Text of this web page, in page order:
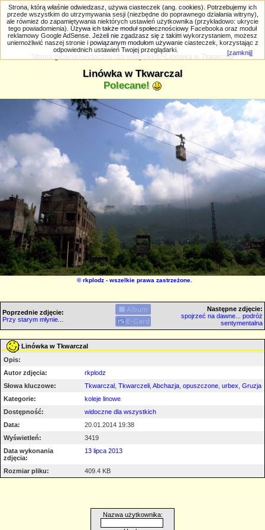
PRIV.gtlodz.eu - czyli trochę ;) inna galeria
Wyszukiwanie zaawansowane
Strona główna widoczne dla wszystkich >Linówka w Tkwarczal
Linówka w Tkwarczal
Polecane!
©rkplodz- wszelkie prawa zastrzeżone.
Poprzednie zdjęcie:
Przy starym młynie...
Następne zdjęcie:
spojrzeć na dawne... podróż
sentymentalna
Linówka w Tkwarczal
Opis:
Autor zdjęcia:
rkplodz
Słowa kluczowe:
Tkwarczal Tkwarczeli Abchazja opuszczone urbex Gruzja
Kategorie:
koleje linowe
Dostępność:
widoczne dla wszystkich
Data:
20.01.2014 19:38
Wyświetleń:
3419
Data wykonania
zdjęcia:
13 lipca 2013
Rozmiar pliku: 409.4 KB
Nazwa użytkownika:
Strona, którą właśnie odwiedzasz, używa ciasteczek (ang. cookies). Potrzebujemy ich
przede wszystkim do utrzymywania sesji (niezbędne do poprawnego działania witryny),
ale również do zapamiętywania niektórych ustawień użytkownika (przykładowo: ukrycie
tego powiadomienia). Używa ich także moduł społecznościowy Facebooka oraz moduł
reklamowy Google AdSense. Jeżeli nie zgadzasz się z takim wykorzystaniem, możesz
uniemożliwić naszej stronie i powiązanym modułom używanie ciasteczek, korzystając z
odpowiednich ustawień Twojej przeglądarki.
[zamknij]